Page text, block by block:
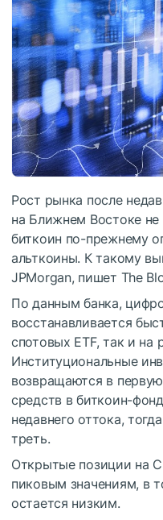
Рост рынка после
на Ближнем Востоке
биткоин по-прежнему
альткоины. К такому
JPMorgan, пишет The
По данным банка,
восстанавливается
спотовых ETF, так и на
Институциональные
возвращаются в
средств в биткоин-
недавнего оттока,
треть.
Открытые позиции на
пиковым значениям, в
остается низким.